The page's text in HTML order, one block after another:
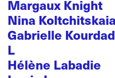
Margaux Knight
Nina Koltchitskaia
Gabrielle
L
Hélène Labadie